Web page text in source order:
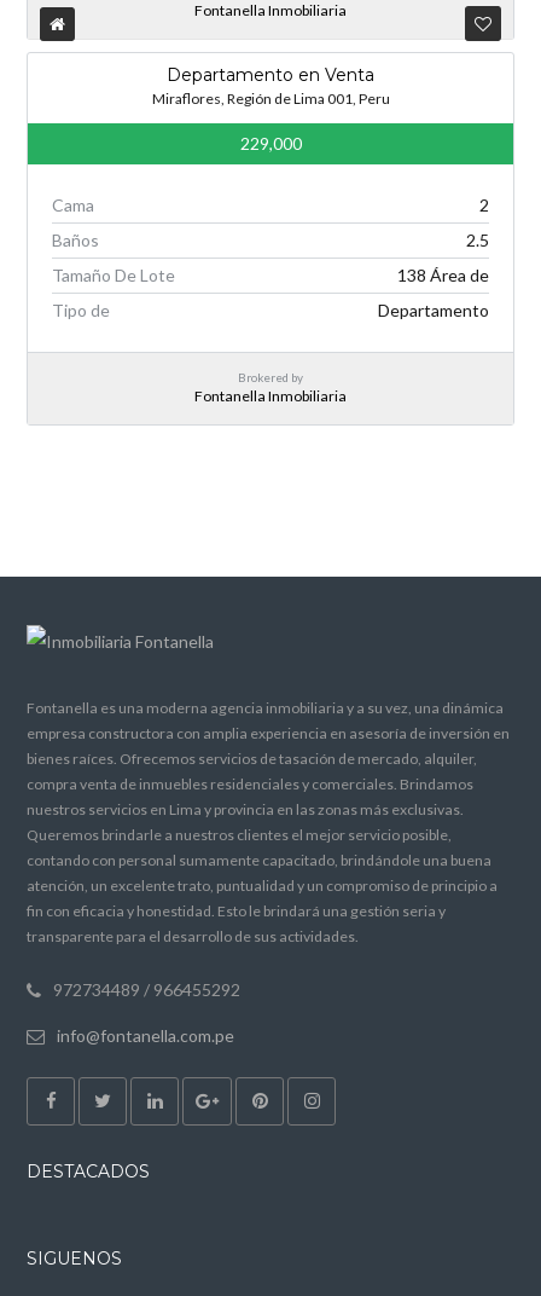
Fontanella Inmobiliaria
Departamento en Venta
Miraflores, Región de Lima 001, Peru
229,000
Cama
2
Baños
2.5
Tamaño De Lote
138 Área de
Tipo de
Departamento
Brokered by
Fontanella Inmobiliaria
Fontanella es una moderna agencia inmobiliaria y a su vez, una dinámica
empresa constructora con amplia experiencia en asesoría de inversión en
bienes raíces. Ofrecemos servicios de tasación de mercado, alquiler,
compra venta de inmuebles residenciales y comerciales. Brindamos
nuestros servicios en Lima y provincia en las zonas más exclusivas.
Queremos brindarle a nuestros clientes el mejor servicio posible,
contando con personal sumamente capacitado, brindándole una buena
atención, un excelente trato, puntualidad y un compromiso de principio a
fin con eficacia y honestidad. Esto le brindará una gestión seria y
transparente para el desarrollo de sus actividades.
972734489 / 966455292
info@fontanella.com.pe
DESTACADOS
SIGUENOS